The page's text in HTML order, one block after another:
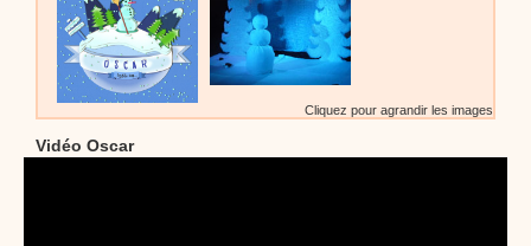
Cliquez pour agrandir les images
Vidéo Oscar